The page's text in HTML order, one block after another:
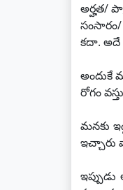
అర్హత/
కదా. అదే
అందుకే
రోగం
మనకు
ఇచ్చారు